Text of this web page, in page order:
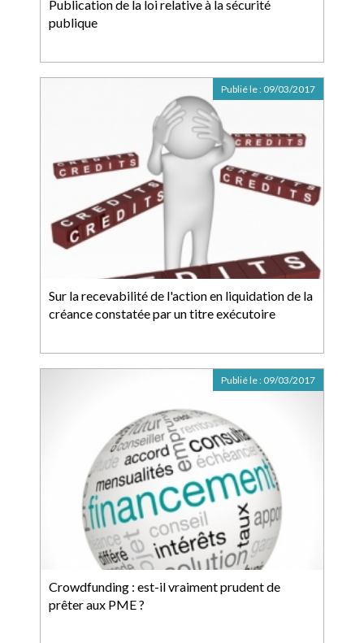
Publication de la loi relative à la sécurité
publique
Sur la recevabilité de l'action en liquidation de la
créance constatée par un titre exécutoire
Publié le : 09/03/2017
Crowdfunding : est-il vraiment prudent de
prêter aux PME ?
Publié le : 09/03/2017